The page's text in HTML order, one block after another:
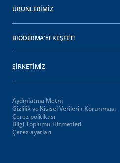
ÜRÜNLERİMİZ
BIODERMA'YI KEŞFET!
ŞİRKETİMİZ
Aydınlatma Metni
Gizlilik ve Kişisel Verilerin Korunması
Çerez politikası
Bilgi Toplumu Hizmetleri
Çerez ayarları